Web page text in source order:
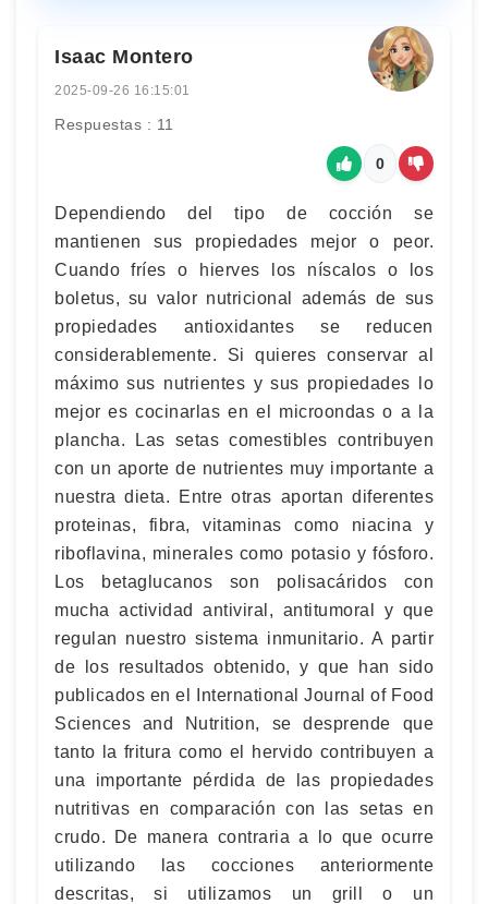
Isaac Montero
2025-09-26 16:15:01
Respuestas : 11
0
Dependiendo del tipo de cocción se
mantienen sus propiedades mejor o peor.
Cuando fríes o hierves los níscalos o los
boletus, su valor nutricional además de sus
propiedades antioxidantes se reducen
considerablemente. Si quieres conservar al
máximo sus nutrientes y sus propiedades lo
mejor es cocinarlas en el microondas o a la
plancha. Las setas comestibles contribuyen
con un aporte de nutrientes muy importante a
nuestra dieta. Entre otras aportan diferentes
proteinas, fibra, vitaminas como niacina y
riboflavina, minerales como potasio y fósforo.
Los betaglucanos son polisacáridos con
mucha actividad antiviral, antitumoral y que
regulan nuestro sistema inmunitario. A partir
de los resultados obtenido, y que han sido
publicados en el International Journal of Food
Sciences and Nutrition, se desprende que
tanto la fritura como el hervido contribuyen a
una importante pérdida de las propiedades
nutritivas en comparación con las setas en
crudo. De manera contraria a lo que ocurre
utilizando las cocciones anteriormente
descritas, si utilizamos un grill o un